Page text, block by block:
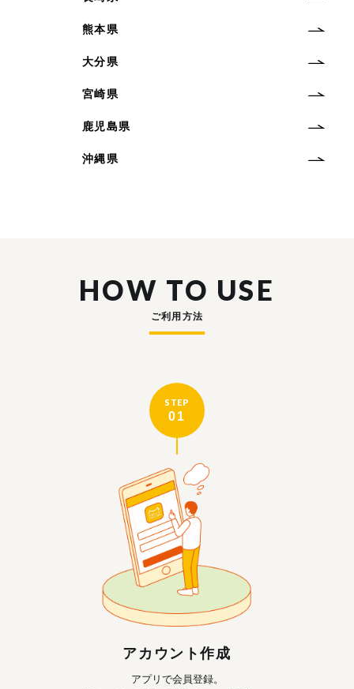
熊本県
大分県
宮崎県
鹿児島県
沖縄県
HOW TO USE
ご利用方法
STEP
01
アカウント作成
アプリで会員登録。